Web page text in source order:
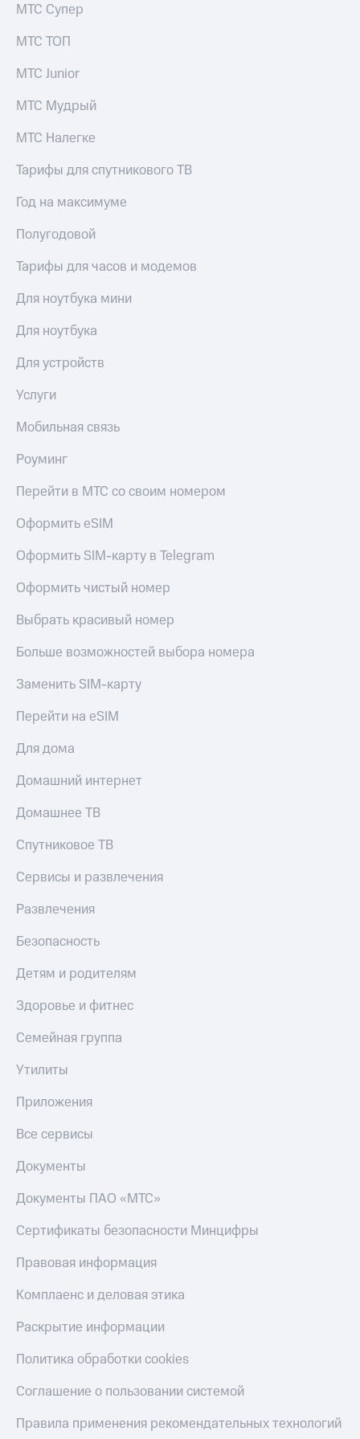
МТС Супер
МТС ТОП
МТС Junior
МТС Мудрый
МТС Налегке
Тарифы для спутникового ТВ
Год на максимуме
Полугодовой
Тарифы для часов и модемов
Для ноутбука мини
Для ноутбука
Для устройств
Услуги
Мобильная связь
Роуминг
Перейти в МТС со своим номером
Оформить eSIM
Оформить SIM-карту в Telegram
Оформить чистый номер
Выбрать красивый номер
Больше возможностей выбора номера
Заменить SIM-карту
Перейти на eSIM
Для дома
Домашний интернет
Домашнее ТВ
Спутниковое ТВ
Сервисы и развлечения
Развлечения
Безопасность
Детям и родителям
Здоровье и фитнес
Семейная группа
Утилиты
Приложения
Все сервисы
Документы
Документы ПАО «МТС»
Сертификаты безопасности Минцифры
Правовая информация
Комплаенс и деловая этика
Раскрытие информации
Политика обработки cookies
Соглашение о пользовании системой
Правила применения рекомендательных технологий